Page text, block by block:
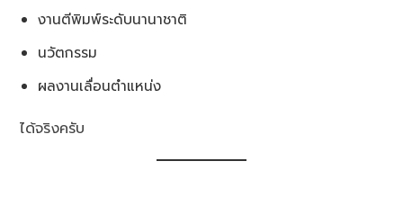
งานตีพิมพ์ระดับนานาชาติ
นวัตกรรม
ผลงานเลื่อนตำแหน่ง
ได้จริงครับ